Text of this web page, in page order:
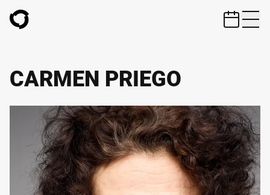
ZUM HAUPTINHALT SPRINGEN
CARMEN PRIEGO